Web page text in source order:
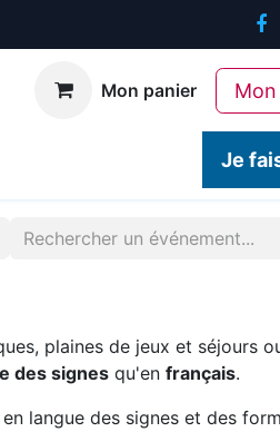
Mon panier
Je
plaines de jeux et séjours
des signes qu'en français.
langue des signes et des